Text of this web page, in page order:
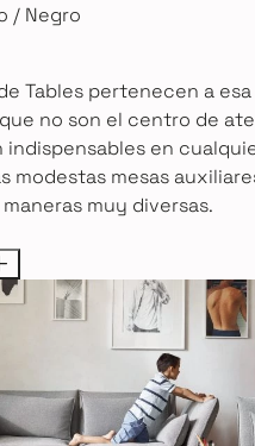
/ Negro
Tables pertenecen a
no son el centro de
indispensables en
modestas mesas
muy diversas.